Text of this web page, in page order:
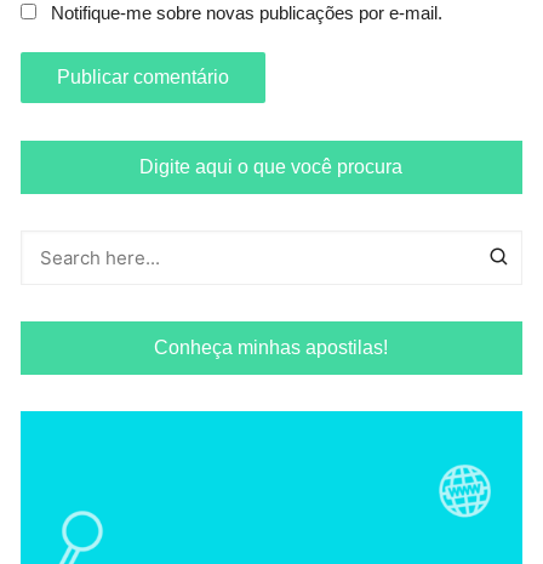
Notifique-me sobre novas publicações por e-mail.
Digite aqui o que você procura
Conheça minhas apostilas!